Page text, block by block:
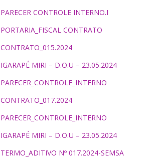
PARECER CONTROLE INTERNO.I
PORTARIA_FISCAL CONTRATO
CONTRATO_015.2024
IGARAPÉ MIRI – D.O.U – 23.05.2024
PARECER_CONTROLE_INTERNO
CONTRATO_017.2024
PARECER_CONTROLE_INTERNO
IGARAPÉ MIRI – D.O.U – 23.05.2024
TERMO_ADITIVO Nº 017.2024-SEMSA